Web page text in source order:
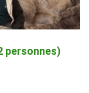
personnes)